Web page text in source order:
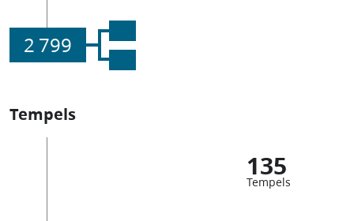
2 799
Tempels
135
Tempels